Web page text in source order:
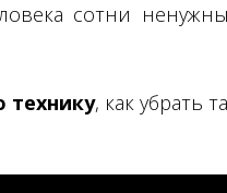
сотни
технику, как убрать